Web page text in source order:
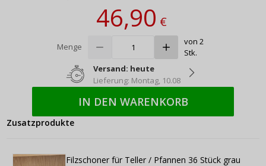
46,90€
Menge
von 2
Stk.
Versand: heute
Lieferung: Montag, 10.08
IN DEN WARENKORB
Zusatzprodukte
Filzschoner für Teller / Pfannen 36 Stück grau